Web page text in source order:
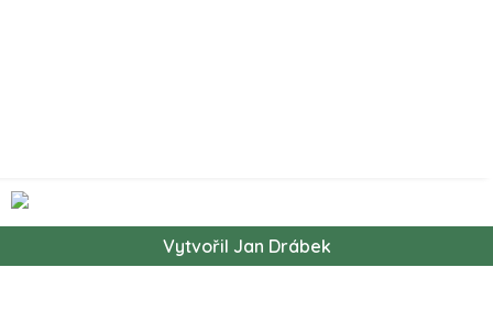
Vytvořil Jan Drábek